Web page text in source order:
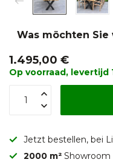
Was möchten Sie
1.495,00 €
Op voorraad, levertijd
Jetzt bestellen, bei
2000 m² Showroom